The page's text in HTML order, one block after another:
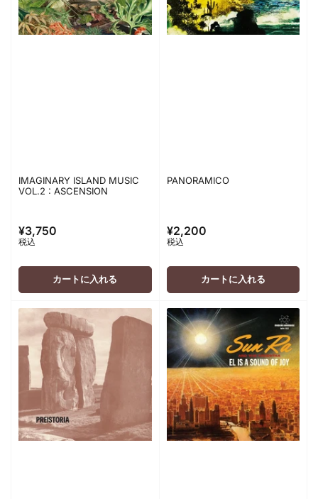
IMAGINARY ISLAND MUSIC
VOL.2 : ASCENSION
通
常
価
¥3,750
税込
カートに入れる
PANORAMICO
通
常
価
¥2,200
税込
カートに入れる